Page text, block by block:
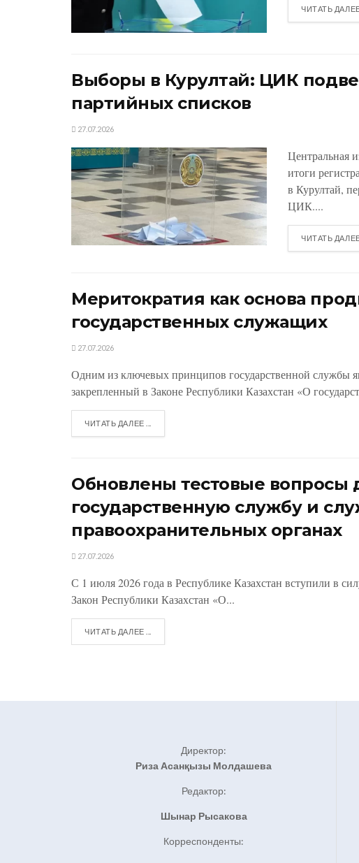
ЧИТАТЬ ДАЛЕЕ
Выборы в Курултай: ЦИК
партийных списков
27.07.2026
Центральная
итоги
в Курултай,
ЦИК....
ЧИТАТЬ ДАЛЕЕ
Меритократия как основа
государственных служащих
27.07.2026
Одним из ключевых принципов государственной службы
закрепленный в Законе Республики Казахстан «О
ЧИТАТЬ ДАЛЕЕ ...
Обновлены тестовые вопросы
государственную службу и
правоохранительных органах
27.07.2026
С 1 июля 2026 года в Республике Казахстан вступили в
Закон Республики Казахстан «О...
ЧИТАТЬ ДАЛЕЕ ...
Директор:
Риза Асанқызы Молдашева
Редактор:
Шынар Рысакова
Корреспонденты: